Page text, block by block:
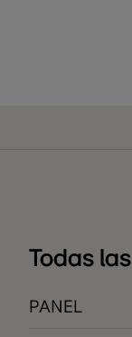
Todas
PANEL